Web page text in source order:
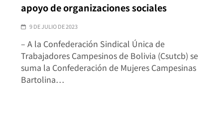
apoyo de organizaciones sociales
9 DE JULIO DE 2023
– A la Confederación Sindical Única de
Trabajadores Campesinos de Bolivia (Csutcb) se
suma la Confederación de Mujeres Campesinas
Bartolina…